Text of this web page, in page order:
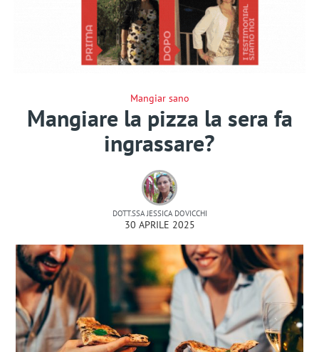
Mangiar sano
Mangiare la pizza la sera fa
ingrassare?
DOTT.SSA JESSICA DOVICCHI
30 APRILE 2025